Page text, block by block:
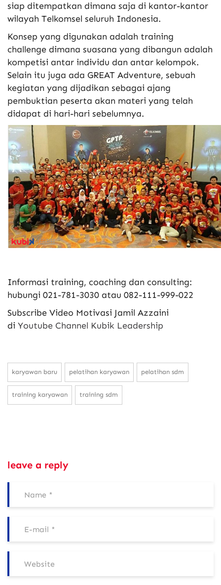
siap ditempatkan dimana saja di kantor-kantor
wilayah Telkomsel seluruh Indonesia.
Konsep yang digunakan adalah training
challenge dimana suasana yang dibangun adalah
kompetisi antar individu dan antar kelompok.
Selain itu juga ada GREAT Adventure, sebuah
kegiatan yang dijadikan sebagai ajang
pembuktian peserta akan materi yang telah
didapat di hari-hari sebelumnya.
Informasi training, coaching dan consulting:
hubungi 021-781-3030 atau 082-111-999-022
Subscribe Video Motivasi Jamil Azzaini
di Youtube Channel Kubik Leadership
karyawan baru pelatihan karyawan pelatihan sdm
training karyawan training sdm
leave a reply